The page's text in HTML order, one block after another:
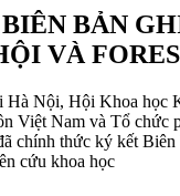
BẢN
VÀ
Hà Nội, Hội Khoa học
Việt Nam và Tổ chức
chính thức ký kết
cứu khoa học